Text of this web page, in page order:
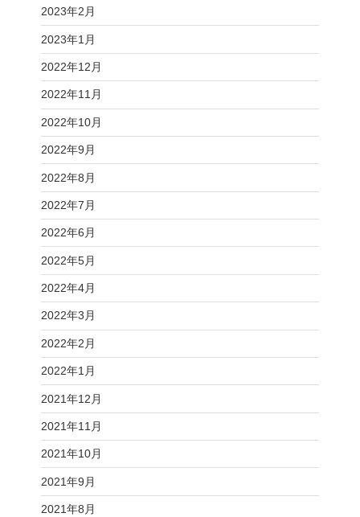
2023年2月
2023年1月
2022年12月
2022年11月
2022年10月
2022年9月
2022年8月
2022年7月
2022年6月
2022年5月
2022年4月
2022年3月
2022年2月
2022年1月
2021年12月
2021年11月
2021年10月
2021年9月
2021年8月